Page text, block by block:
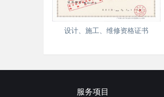
设计、施工、维修资格证书
服务项目